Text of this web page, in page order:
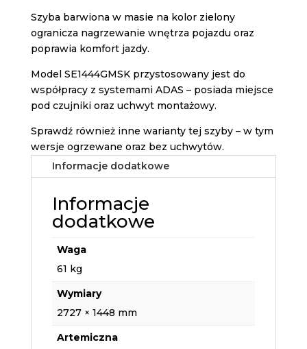
Szyba barwiona w masie na kolor zielony
ogranicza nagrzewanie wnętrza pojazdu oraz
poprawia komfort jazdy.
Model SE1444GMSK przystosowany jest do
współpracy z systemami ADAS – posiada miejsce
pod czujniki oraz uchwyt montażowy.
Sprawdź również inne warianty tej szyby – w tym
wersje ogrzewane oraz bez uchwytów.
Informacje dodatkowe
Informacje
dodatkowe
Waga
61 kg
Wymiary
2727 × 1448 mm
Artemiczna